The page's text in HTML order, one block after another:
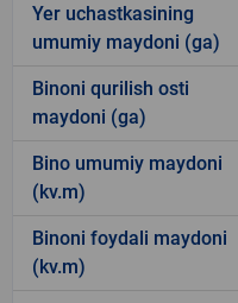
Yer uchastkasining
umumiy maydoni (ga)
Binoni qurilish osti
maydoni (ga)
Bino umumiy maydoni
(kv.m)
Binoni foydali maydoni
(kv.m)